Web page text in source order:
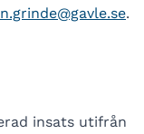
.
insats utifrån